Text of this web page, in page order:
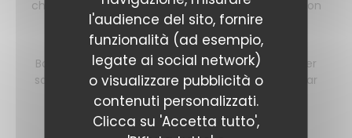
l'audience del sito, fornire
funzionalità (ad esempio,
legate ai social network)
o visualizzare pubblicità o
contenuti personalizzati.
Clicca su 'Accetta tutto',
chimmichurri - White asparagus | parmesan | lemon
Sides
Baby potatoes Jeera aloo style - Pickled cucumber
salad | mexican pickles - Grilled sucrine with caesar
dressing, capers and egg yolk cream
Bar Hay